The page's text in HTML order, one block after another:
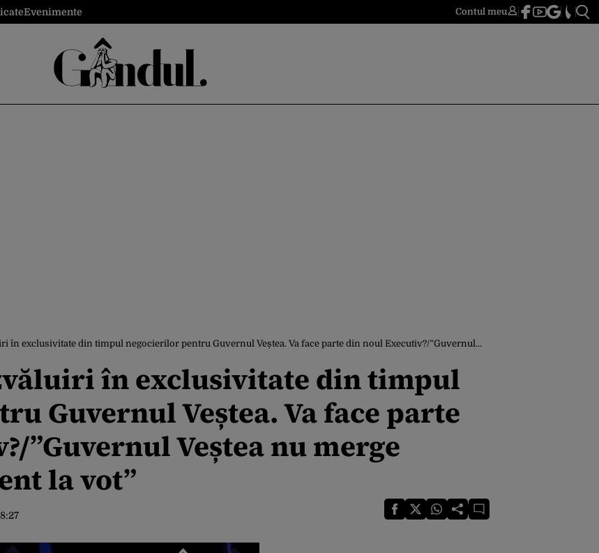
Evenimente Contul meu
din timpul negocierilor pentru Guvernul Veștea. Va face parte din noul Executiv?/”Guvernul Veștea nu merge mâine în Parlament la vot”
în exclusivitate din timpul
Guvernul Veștea. Va face parte
”Guvernul Veștea nu merge
la vot”